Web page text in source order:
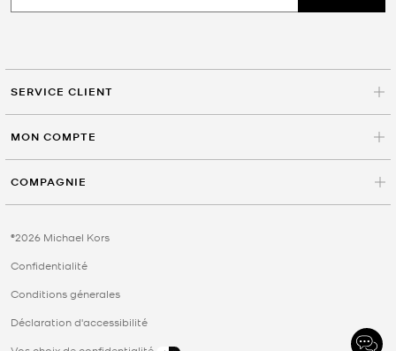
SERVICE CLIENT
MON COMPTE
COMPAGNIE
©2026 Michael Kors
Confidentialité
Conditions génerales
Déclaration d'accessibilité